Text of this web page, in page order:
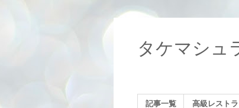
タケマシュ
記事一覧 高級レスト